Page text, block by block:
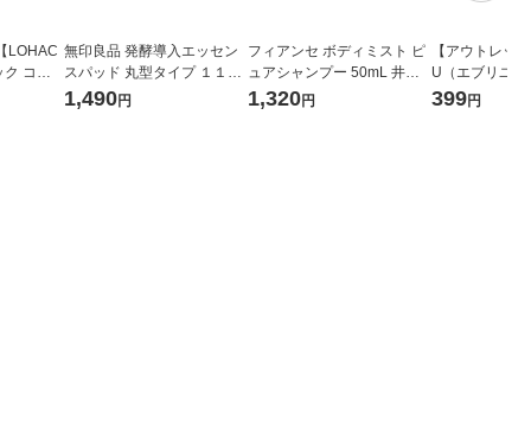
LOHAC
コッ
判 60×
無印良品 発酵導入エッセン
スパッド 丸型タイプ １１７
ｍＬ ５０枚入 良品計画
1,490円
フィアンセ ボディミスト ピ
ュアシャンプー 50mL 井田
ラボラトリーズ
1,320円
【アウトレッ
U（エブリユ
ポンジ ハウス
399円